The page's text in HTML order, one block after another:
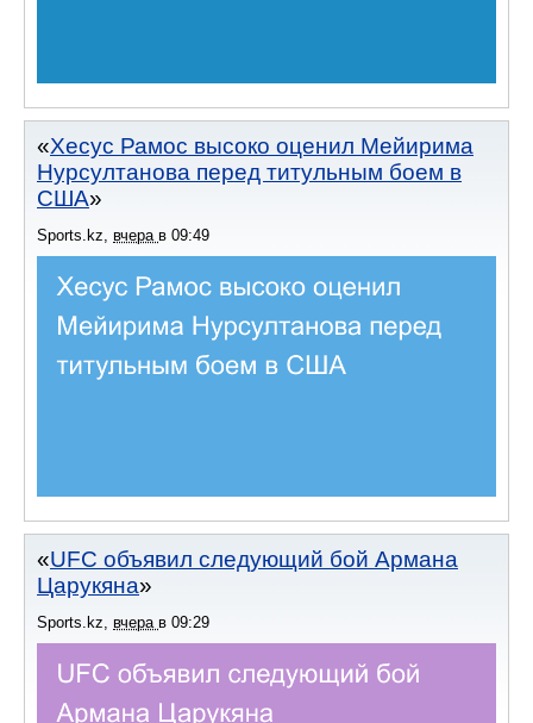
Хесус Рамос высоко оценил Мейирима
Нурсултанова перед титульным боем в
США
Sports.kz, вчера в 09:49
UFC объявил следующий бой Армана
Царукяна
Sports.kz, вчера в 09:29